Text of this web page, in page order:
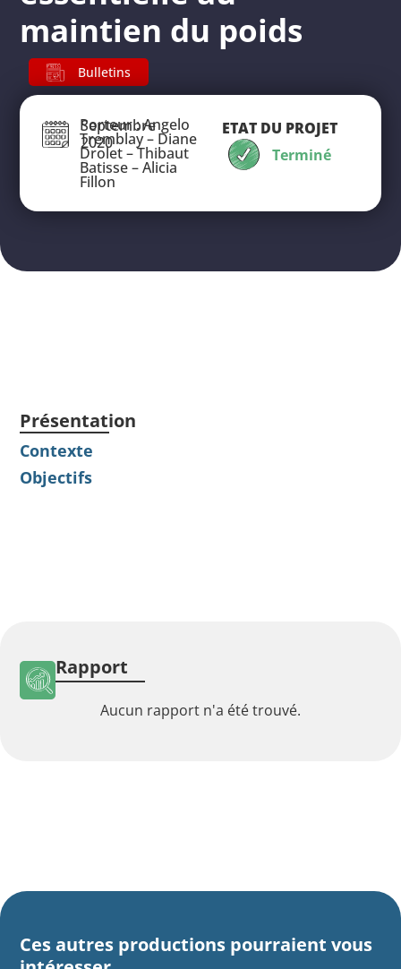
maintien du poids
Bulletins
Septembre
2020
Porteur : Angelo
Tremblay – Diane
Drolet – Thibaut
Batisse – Alicia
Fillon
ETAT DU PROJET
Terminé
Présentation
Contexte
Objectifs
Rapport
Aucun rapport n'a été trouvé.
Ces autres productions pourraient vous